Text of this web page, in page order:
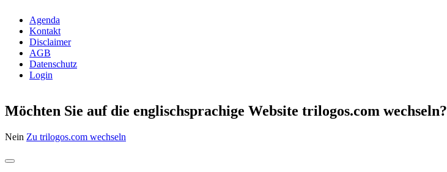
Agenda
Kontakt
Disclaimer
AGB
Datenschutz
Login
Möchten Sie auf die englischsprachige Website trilogos.com wechseln?
Nein Zu trilogos.com wechseln